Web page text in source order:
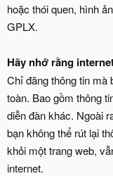
hoặc thói quen, hình
GPLX.
Hãy nhớ rằng
Chỉ đăng thông tin mà
toàn. Bao gồm thông
diễn đàn khác. Ngoài
bạn không thể rút lại
khỏi một trang web,
internet.